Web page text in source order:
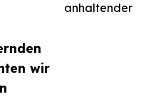
wir
anhaltender